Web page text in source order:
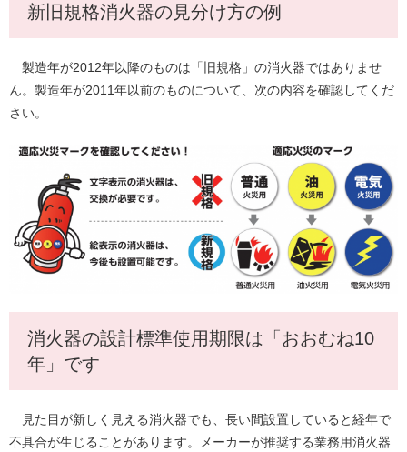
新旧規格消火器の見分け方の例
製造年が2012年以降のものは「旧規格」の消火器ではありませ
ん。製造年が2011年以前のものについて、次の内容を確認してくだ
さい。
消火器の設計標準使用期限は「おおむね10
年」です
見た目が新しく見える消火器でも、長い間設置していると経年で
不具合が生じることがあります。メーカーが推奨する業務用消火器